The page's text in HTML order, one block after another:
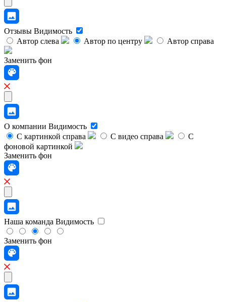
Отзывы Видимость
Автор слева
Автор по центру Автор справа
Заменить фон
О компании Видимость
С картинкой справа
С видео справа
С
фоновой картинкой
Заменить фон
Наша команда Видимость
Заменить фон